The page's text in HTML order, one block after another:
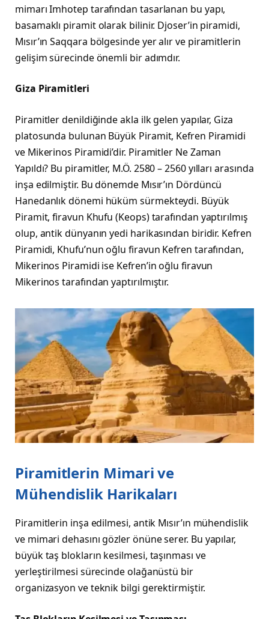
mimarı Imhotep tarafından tasarlanan bu yapı,
basamaklı piramit olarak bilinir. Djoser’in piramidi,
Mısır’ın Saqqara bölgesinde yer alır ve piramitlerin
gelişim sürecinde önemli bir adımdır.
Giza Piramitleri
Piramitler denildiğinde akla ilk gelen yapılar, Giza
platosunda bulunan Büyük Piramit, Kefren Piramidi
ve Mikerinos Piramidi’dir. Piramitler Ne Zaman
Yapıldı? Bu piramitler, M.Ö. 2580 – 2560 yılları arasında
inşa edilmiştir. Bu dönemde Mısır’ın Dördüncü
Hanedanlık dönemi hüküm sürmekteydi. Büyük
Piramit, firavun Khufu (Keops) tarafından yaptırılmış
olup, antik dünyanın yedi harikasından biridir. Kefren
Piramidi, Khufu’nun oğlu firavun Kefren tarafından,
Mikerinos Piramidi ise Kefren’in oğlu firavun
Mikerinos tarafından yaptırılmıştır.
Piramitlerin Mimari ve
Mühendislik Harikaları
Piramitlerin inşa edilmesi, antik Mısır’ın mühendislik
ve mimari dehasını gözler önüne serer. Bu yapılar,
büyük taş blokların kesilmesi, taşınması ve
yerleştirilmesi sürecinde olağanüstü bir
organizasyon ve teknik bilgi gerektirmiştir.